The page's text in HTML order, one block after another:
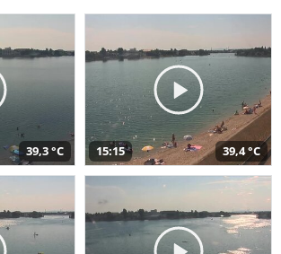
39,3 °C 15:15 39,4 °C